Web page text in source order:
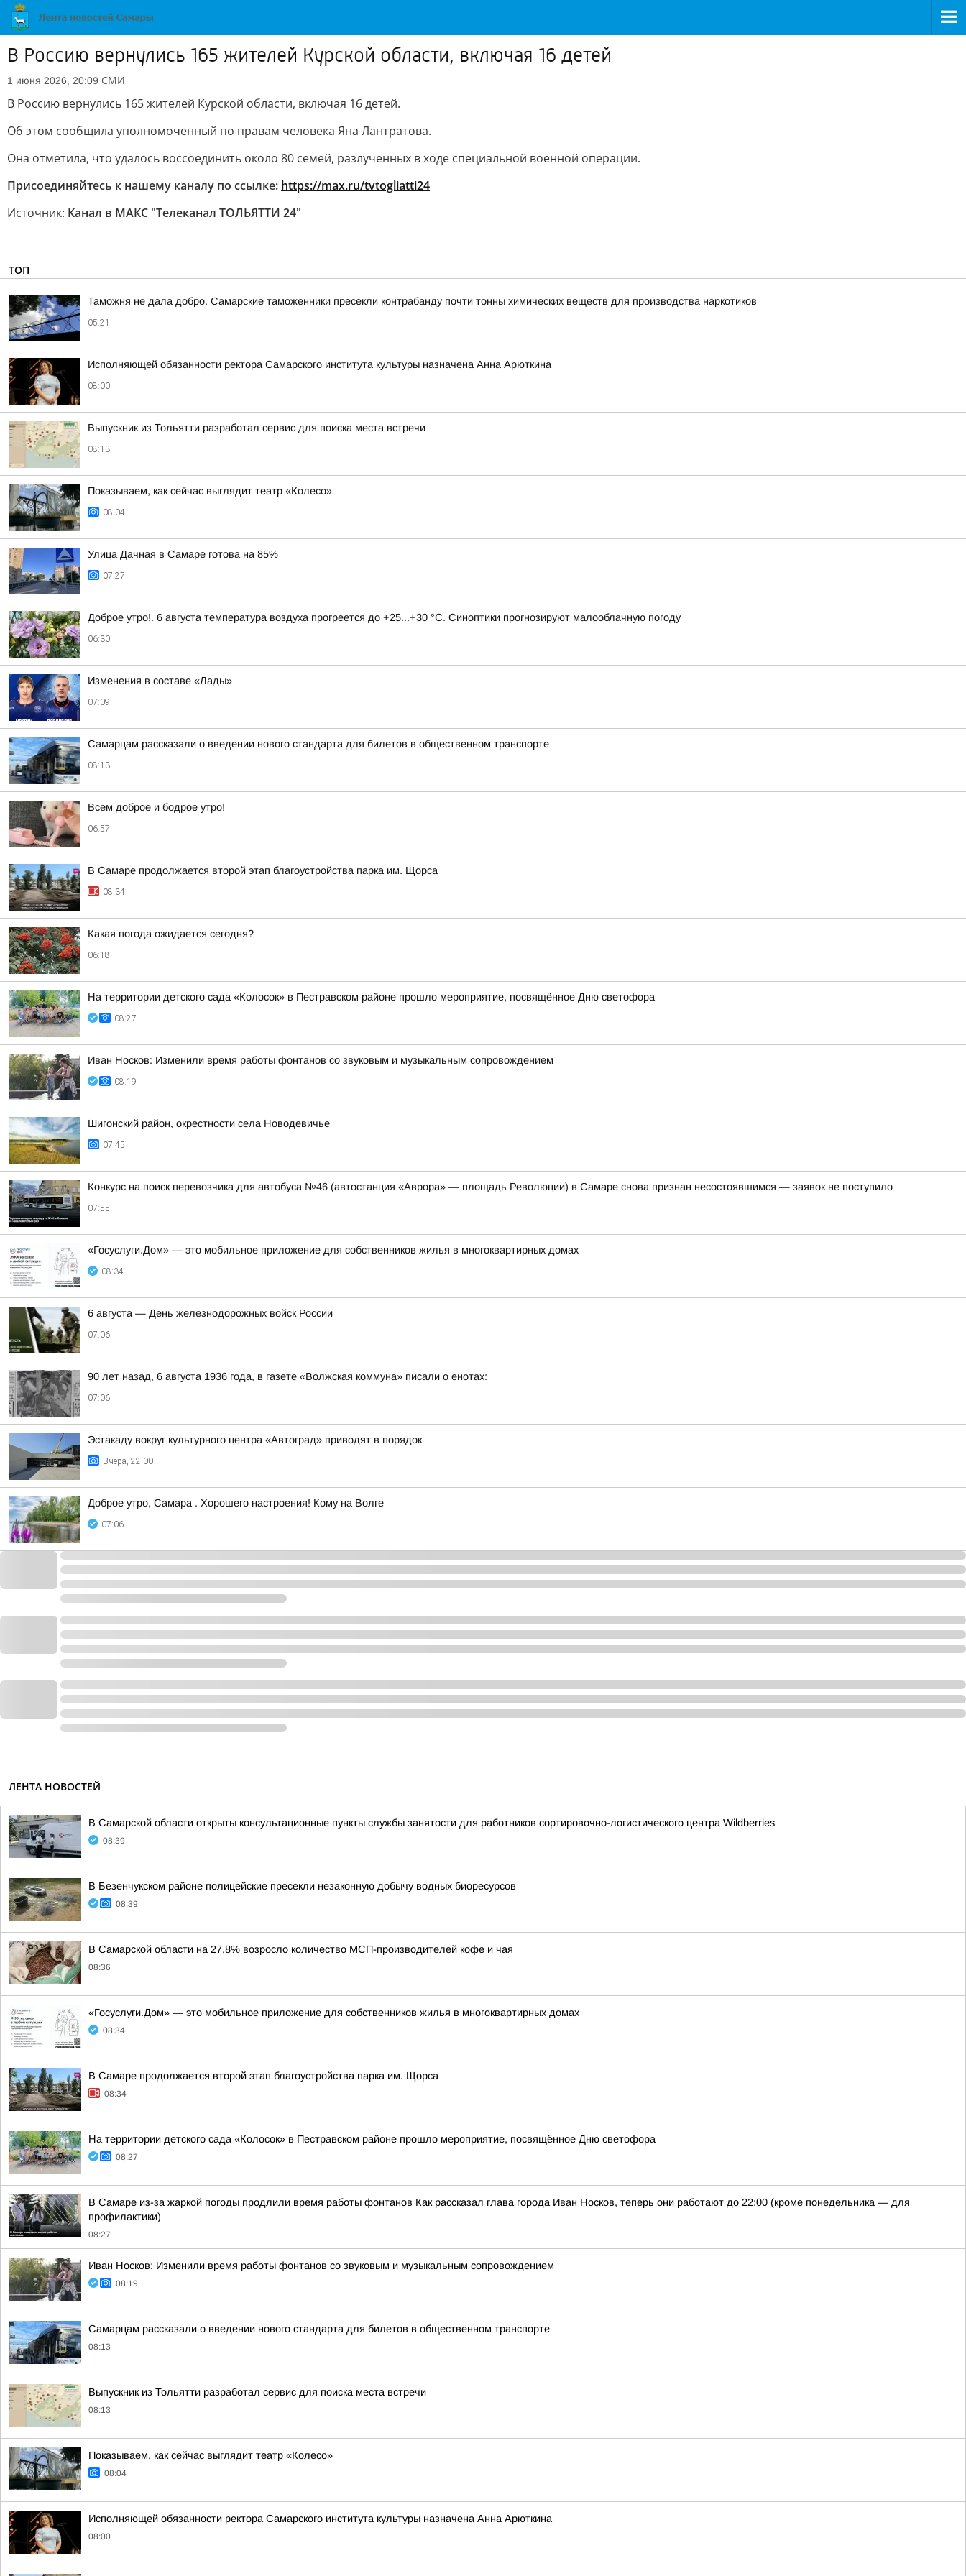
В Россию вернулись 165 жителей Курской области, включая 16 детей
1 июня 2026, 20:09 СМИ
В Россию вернулись 165 жителей Курской области, включая 16 детей.
Об этом сообщила уполномоченный по правам человека Яна Лантратова.
Она отметила, что удалось воссоединить около 80 семей, разлученных в ходе специальной военной операции.
Присоединяйтесь к нашему каналу по ссылке: https://max.ru/tvtogliatti24
Источник: Канал в МАКС "Телеканал ТОЛЬЯТТИ 24"
ТОП
Таможня не дала добро. Самарские таможенники пресекли контрабанду почти тонны химических веществ для производства наркотиков
05:21
Исполняющей обязанности ректора Самарского института культуры назначена Анна Арюткина
08:00
Выпускник из Тольятти разработал сервис для поиска места встречи
08:13
Показываем, как сейчас выглядит театр «Колесо»
08:04
Улица Дачная в Самаре готова на 85%
07:27
Доброе утро!. 6 августа температура воздуха прогреется до +25...+30 °C. Синоптики прогнозируют малооблачную погоду
06:30
Изменения в составе «Лады»
07:09
Самарцам рассказали о введении нового стандарта для билетов в общественном транспорте
08:13
Всем доброе и бодрое утро!
06:57
В Самаре продолжается второй этап благоустройства парка им. Щорса
08:34
Какая погода ожидается сегодня?
06:18
На территории детского сада «Колосок» в Пестравском районе прошло мероприятие, посвящённое Дню светофора
08:27
Иван Носков: Изменили время работы фонтанов со звуковым и музыкальным сопровождением
08:19
Шигонский район, окрестности села Новодевичье
07:45
Конкурс на поиск перевозчика для автобуса №46 (автостанция «Аврора» — площадь Революции) в Самаре снова признан несостоявшимся — заявок не поступило
07:55
«Госуслуги.Дом» — это мобильное приложение для собственников жилья в многоквартирных домах
08:34
6 августа — День железнодорожных войск России
07:06
90 лет назад, 6 августа 1936 года, в газете «Волжская коммуна» писали о енотах:
07:06
Эстакаду вокруг культурного центра «Автоград» приводят в порядок
Вчера, 22:00
Доброе утро, Самара . Хорошего настроения! Кому на Волге
07:06
ЛЕНТА НОВОСТЕЙ
В Самарской области открыты консультационные пункты службы занятости для работников сортировочно-логистического центра Wildberries
08:39
В Безенчукском районе полицейские пресекли незаконную добычу водных биоресурсов
08:39
В Самарской области на 27,8% возросло количество МСП-производителей кофе и чая
08:36
«Госуслуги.Дом» — это мобильное приложение для собственников жилья в многоквартирных домах
08:34
В Самаре продолжается второй этап благоустройства парка им. Щорса
08:34
На территории детского сада «Колосок» в Пестравском районе прошло мероприятие, посвящённое Дню светофора
08:27
В Самаре из-за жаркой погоды продлили время работы фонтанов Как рассказал глава города Иван Носков, теперь они работают до 22:00 (кроме понедельника — для
профилактики)
08:27
Иван Носков: Изменили время работы фонтанов со звуковым и музыкальным сопровождением
08:19
Самарцам рассказали о введении нового стандарта для билетов в общественном транспорте
08:13
Выпускник из Тольятти разработал сервис для поиска места встречи
08:13
Показываем, как сейчас выглядит театр «Колесо»
08:04
Исполняющей обязанности ректора Самарского института культуры назначена Анна Арюткина
08:00